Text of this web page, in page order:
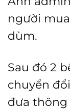
người
dùm.
Sau đó 2
chuyển
đưa thông